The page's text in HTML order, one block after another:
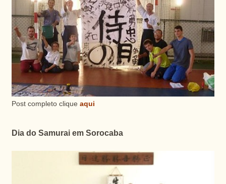
Post completo clique aqui
Dia do Samurai em Sorocaba